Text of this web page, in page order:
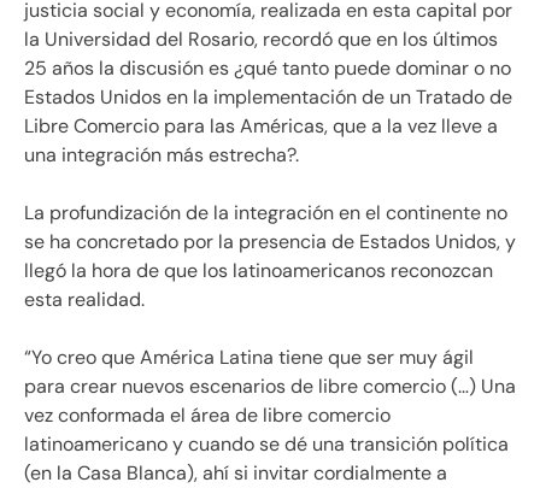
justicia social y economía, realizada en esta capital por
la Universidad del Rosario, recordó que en los últimos
25 años la discusión es ¿qué tanto puede dominar o no
Estados Unidos en la implementación de un Tratado de
Libre Comercio para las Américas, que a la vez lleve a
una integración más estrecha?.
La profundización de la integración en el continente no
se ha concretado por la presencia de Estados Unidos, y
llegó la hora de que los latinoamericanos reconozcan
esta realidad.
“Yo creo que América Latina tiene que ser muy ágil
para crear nuevos escenarios de libre comercio (…) Una
vez conformada el área de libre comercio
latinoamericano y cuando se dé una transición política
(en la Casa Blanca), ahí si invitar cordialmente a